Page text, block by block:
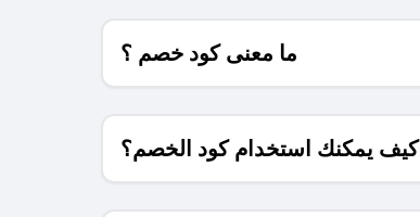
ما معنى كود خصم ؟
كيف يمكنك استخدام كود الخصم؟